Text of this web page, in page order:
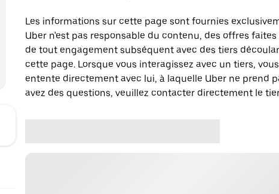
Les informations sur cette page sont fournies
Uber n'est pas responsable du contenu, des offres
de tout engagement subséquent avec des tiers
cette page. Lorsque vous interagissez avec un tiers,
entente directement avec lui, à laquelle Uber ne prend
avez des questions, veuillez contacter directement le